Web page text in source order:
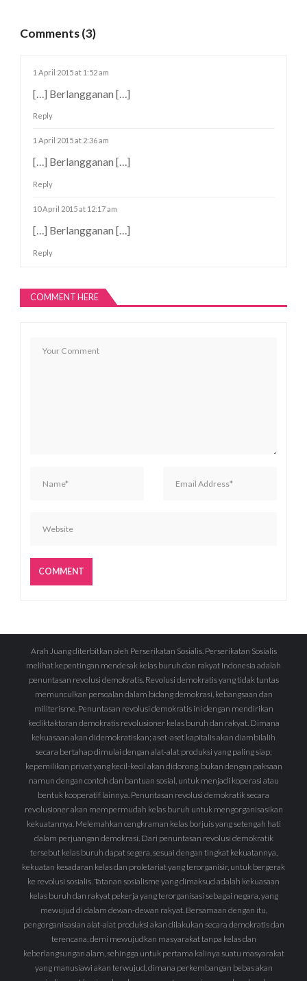
Comments (3)
1 April 2015 at 1:52 am
[…] Berlangganan […]
Reply
1 April 2015 at 2:36 am
[…] Berlangganan […]
Reply
10 April 2015 at 12:17 am
[…] Berlangganan […]
Reply
COMMENT HERE
Arah Juang diterbitkan oleh Perserikatan Sosialis. Perserikatan Sosialis
melihat kepentingan mendesak kelas buruh dan rakyat Indonesia adalah
penuntasan revolusi demokratis. Revolusi demokratis yang tidak tuntas
memunculkan persoalan dalam bidang demokrasi, kebangsaan dan
militerisme. Penuntasan revolusi demokratis ini dengan mendirikan
kediktaktoran demokratis revolusioner kelas buruh dan rakyat. Dimana
kekuasaan akan didemokratiskan; aset-aset kapitalis akan diambilalih
secara bertahap dimulai dengan alat-alat produksi yang paling siap;
kepemilikan privat yang kecil-kecil akan didorong, bukan dengan paksaan
namun dengan contoh dan bantuan sosial, untuk menjadi koperasi atau
bentuk kooperatif lainnya. Penuntasan revolusi demokratik secara
revolusioner akan mempermudah kelas buruh untuk mengorganisasikan
kekuatannya. Melemahkan cengkraman kelas borjuis yang setengah hati
dalam perjuangan demokrasi. Dari penuntasan revolusi demokratik
tersebut kelas buruh dapat segera, sesuai dengan tingkat kekuatannya,
kekuatan kesadaran kelas dan proletariat yang terorganisir, untuk bergerak
ke revolusi sosialis. Tatanan sosialisme yang dimaksud adalah kekuasaan
kelas buruh dan rakyat pekerja yang terorganisasi sebagai negara, yang
mewujud di dalam dewan-dewan rakyat. Bersamaan dengan itu,
pengorganisasian alat-alat produksi akan dilakukan secara demokratis dan
terencana, demi mewujudkan masyarakat tanpa kelas dan
keberlangsungan alam, sehingga untuk pertama kalinya suatu masyarakat
yang manusiawi akan terwujud, dimana perkembangan bebas akan